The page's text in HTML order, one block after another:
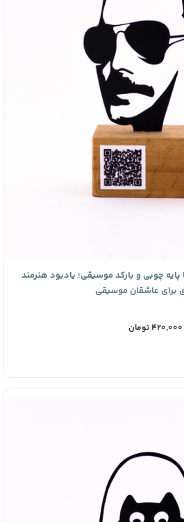
چوبی و بارکد موسیقی؛ یادبود هنرمند
برای عاشقان موسیقی
420,000 تومان